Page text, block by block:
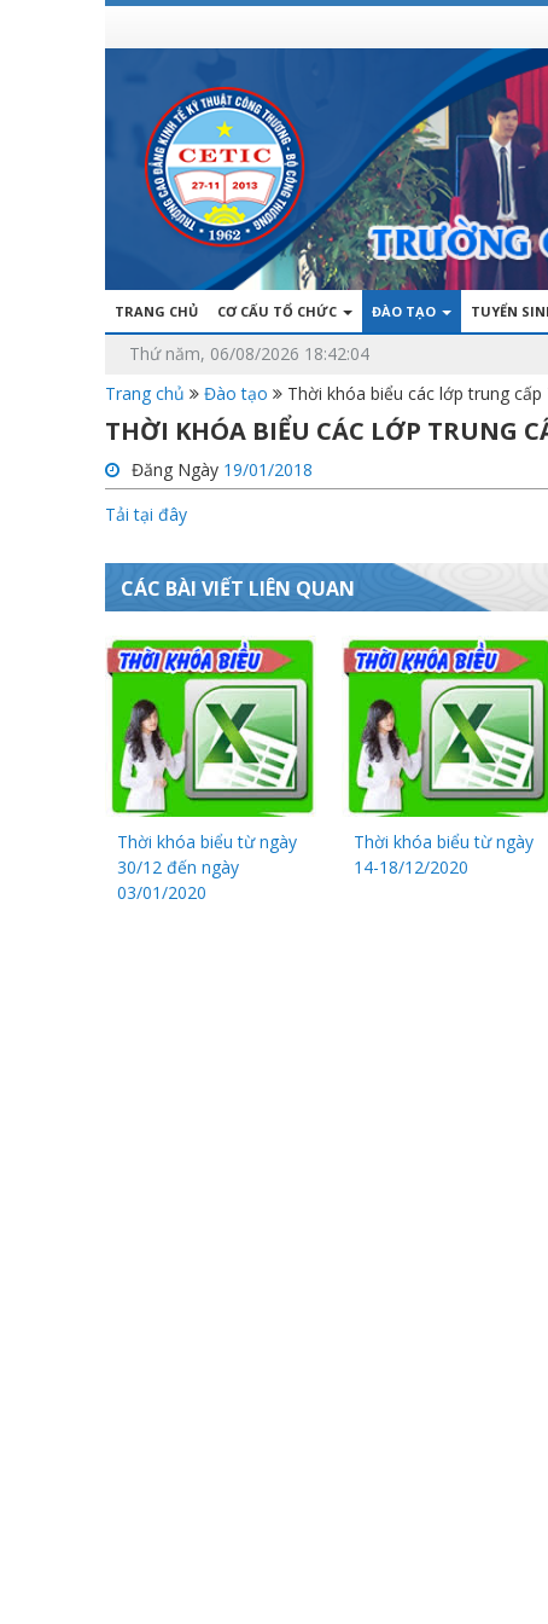
TRANG CHỦ CƠ CẤU TỔ CHỨC ĐÀO TẠO TUYỂN
Thứ năm, 06/08/2026 18:42:04
Trang chủ
Đào tạo Thời khóa biểu các lớp trung
THỜI KHÓA BIỂU CÁC LỚP TRUNG
Đăng Ngày 19/01/2018
Tải tại đây
CÁC BÀI VIẾT LIÊN QUAN
Thời khóa biểu từ ngày
30/12 đến ngày
03/01/2020
Thời khóa biểu từ ngày
14-18/12/2020